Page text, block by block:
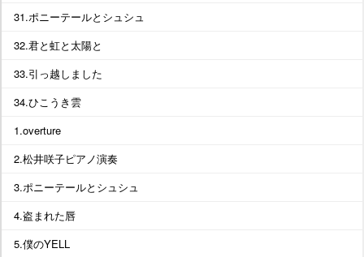
31.ポニーテールとシュシュ
32.君と虹と太陽と
33.引っ越しました
34.ひこうき雲
1.overture
2.松井咲子ピアノ演奏
3.ポニーテールとシュシュ
4.盗まれた唇
5.僕のYELL